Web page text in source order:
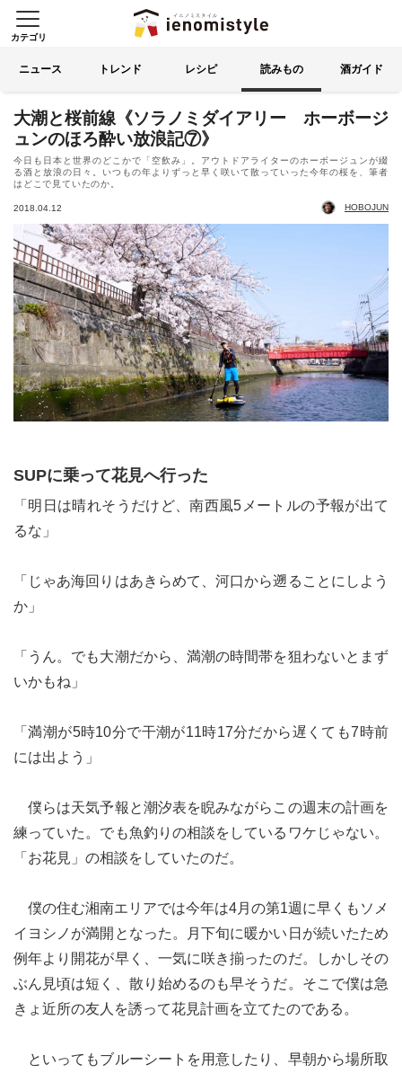
イエノミスタイル 家飲みを楽
カテゴリ
る
ニュース トレンド レシピ 読みもの 酒ガイド
大潮と桜前線《ソラノミダイアリー ホーボージ
ュンのほろ酔い放浪記⑦》
今日も日本と世界のどこかで「空飲み」。アウトドアライターのホーボージュンが綴
る酒と放浪の日々。いつもの年よりずっと早く咲いて散っていった今年の桜を、筆者
はどこで見ていたのか。
2018.04.12 HOBOJUN
SUPに乗って花見へ行った
「明日は晴れそうだけど、南西風5メートルの予報が出て
るな」
「じゃあ海回りはあきらめて、河口から遡ることにしよう
か」
「うん。でも大潮だから、満潮の時間帯を狙わないとまず
いかもね」
「満潮が5時10分で干潮が11時17分だから遅くても7時前
には出よう」
僕らは天気予報と潮汐表を睨みながらこの週末の計画を
練っていた。でも魚釣りの相談をしているワケじゃない。
「お花見」の相談をしていたのだ。
僕の住む湘南エリアでは今年は4月の第1週に早くもソメ
イヨシノが満開となった。月下旬に暖かい日が続いたため
例年より開花が早く、一気に咲き揃ったのだ。しかしその
ぶん見頃は短く、散り始めるのも早そうだ。そこで僕は急
きょ近所の友人を誘って花見計画を立てたのである。
といってもブルーシートを用意したり、早朝から場所取